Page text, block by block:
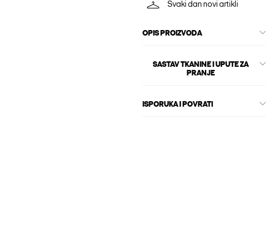
Svaki dan novi artikli
OPIS PROIZVODA
SASTAV TKANINE I UPUTE ZA
PRANJE
ISPORUKA I POVRATI